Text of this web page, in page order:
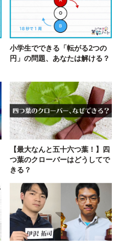
小学生でできる「転がる2つの
円」の問題、あなたは解ける？
【最大なんと五十六つ葉！】四
つ葉のクローバーはどうしてで
きる？